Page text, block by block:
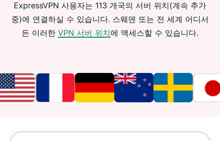
ExpressVPN 사용자는 113 개국의 서버 위치(계속 추가
중)에 연결하실 수 있습니다. 스웨덴 또는 전 세계 어디서
든 이러한 VPN 서버 위치에 액세스할 수 있습니다.